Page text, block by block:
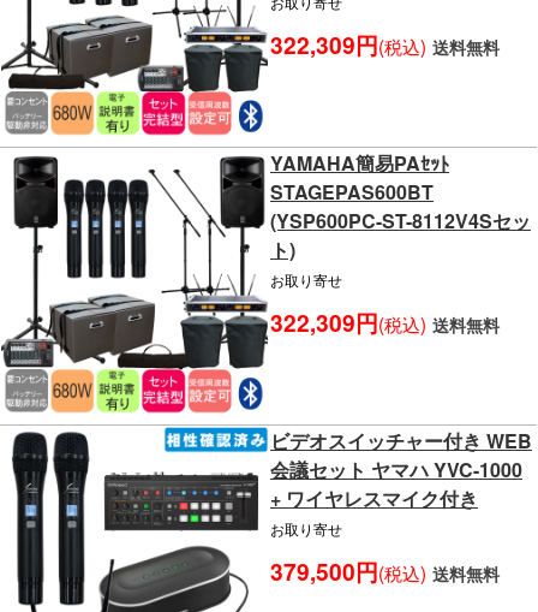
322,309円(税込) 送料無料
YAMAHA簡易PAｾｯﾄ
STAGEPAS600BT
(YSP600PC-ST-8112V4Sセッ
ト)
お取り寄せ
322,309円(税込) 送料無料
ビデオスイッチャー付き WEB
会議セット ヤマハ YVC-1000
+ ワイヤレスマイク付き
お取り寄せ
379,500円(税込) 送料無料